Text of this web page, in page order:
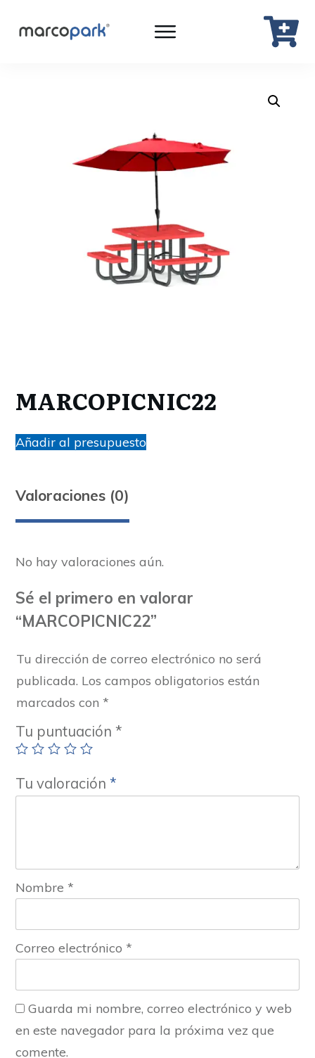
MARCOPICNIC22
Añadir al presupuesto
Valoraciones (0)
No hay valoraciones aún.
Sé el primero en valorar
“MARCOPICNIC22”
Tu dirección de correo electrónico no será
publicada. Los campos obligatorios están
marcados con *
Tu puntuación *
Tu valoración *
Nombre *
Correo electrónico *
Guarda mi nombre, correo electrónico y web
en este navegador para la próxima vez que
comente.